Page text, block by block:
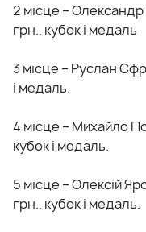
2 місце –
грн., кубок і медаль
3 місце – Руслан
і медаль.
4 місце – Михайло
кубок і медаль.
5 місце – Олексій
грн., кубок і медаль.